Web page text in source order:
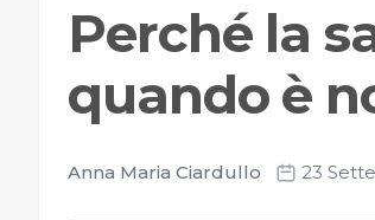
Perché la
quando è
Anna Maria Ciardullo 23